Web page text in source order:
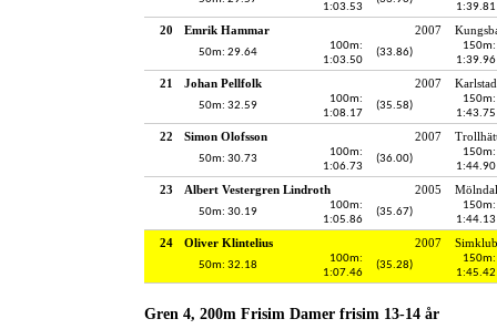
1:03.53
1:39.81
20 Emrik Hammar 2007
50m: 29.64
100m:
1:03.50
(33.86)
150m:
1:39.96
21 Johan Pellfolk 2007
50m: 32.59
100m:
1:08.17
(35.58)
150m:
1:43.75
22 Simon Olofsson 2007
50m: 30.73
100m:
1:06.73
(36.00)
150m:
1:44.90
23 Albert Vestergren Lindroth 2005
50m: 30.19
100m:
1:05.86
(35.67)
150m:
1:44.13
24 Oliver Klintelius 2007
50m: 32.18
100m:
1:07.46
(35.28)
150m:
1:45.42
Gren 4, 200m Frisim Damer frisim 13-14 år